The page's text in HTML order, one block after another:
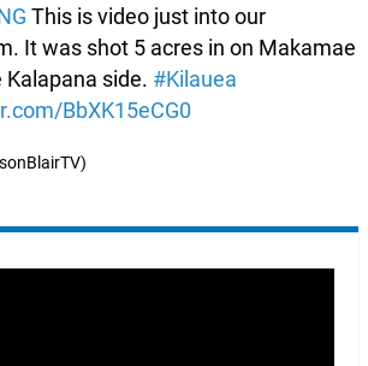
This is video just into our
It was shot 5 acres in on Makamae
Kalapana side. #Kilauea
BbXK15eCG0